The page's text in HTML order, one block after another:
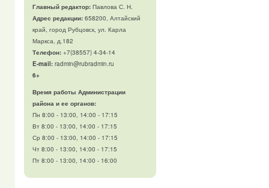
Главный редактор:Павлова С. Н.
Адрес редакции:658200, Алтайский
край, город Рубцовск, ул. Карла
Маркса, д.182
Телефон:+7(38557) 4-34-14
E-mail:radmin@rubradmin.ru
6+
Время работы Администрации
района и ее органов:
Пн 8:00 - 13:00, 14:00 - 17:15
Вт 8:00 - 13:00, 14:00 - 17:15
Ср 8:00 - 13:00, 14:00 - 17:15
Чт 8:00 - 13:00, 14:00 - 17:15
Пт 8:00 - 13:00, 14:00 - 16:00